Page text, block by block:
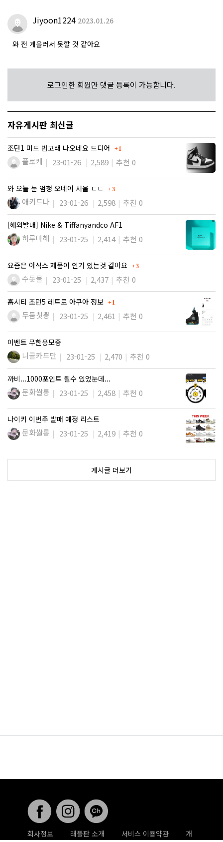
Jiyoon1224 2023.01.26
와 전 게을러서 못할 것 같아요
로그인한 회원만 댓글 등록이 가능합니다.
자유게시판 최신글
조던1 미드 범고래 나오네요 드디어 댓글
1
플로케 23-01-26 2,589 추천 0
와 오늘 눈 엄청 오네여 서울 ㄷㄷ 댓글
3
애키드나 23-01-26 2,598 추천 0
[해외발매] Nike & Tiffanyandco AF1
하루마해 23-01-25 2,414 추천 0
요즘은 아식스 제품이 인기 있는것 같아요 댓글
3
수돗물 23-01-25 2,437 추천 0
훕시티 조던5 레트로 아쿠아 정보 댓글
1
두둠칫뿡 23-01-25 2,461 추천 0
이벤트 무한응모중
니콜카드만 23-01-25 2,470 추천 0
까비...1000포인트 될수 있었눈데...
문화쌀롱 23-01-25 2,458 추천 0
나이키 이번주 발매 예정 리스트
문화쌀롱 23-01-25 2,419 추천 0
게시글 더보기
회사정보 래플판 소개 서비스 이용약관
개